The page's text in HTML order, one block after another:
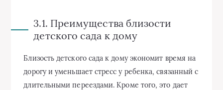
3.1. Преимущества близости
детского сада к дому
Близость детского сада к дому экономит время на
дорогу и уменьшает стресс у ребенка, связанный с
длительными переездами. Кроме того, это дает